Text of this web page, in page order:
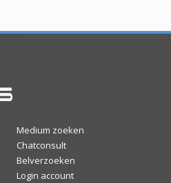
Medium zoeken
Chatconsult
Belverzoeken
Login account